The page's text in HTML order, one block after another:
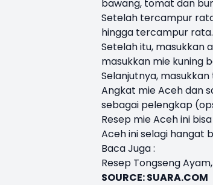
bawang, tomat dan
Setelah tercampur
hingga tercampur rata.
Setelah itu, masukkan
masukkan mie kuning
Selanjutnya,
Angkat mie Aceh dan
sebagai pelengkap
Resep mie Aceh ini
Aceh ini selagi hangat
Baca Juga :
Resep Tongseng
SOURCE:SUARA.COM